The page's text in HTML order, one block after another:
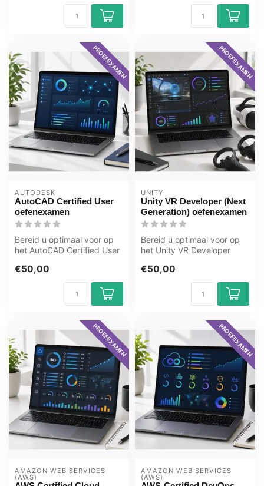
PROEFEXAMEN
AUTODESK
AutoCAD Certified User
oefenexamen
Bereid u optimaal voor op
het AutoCAD Certified User
oefe...
€50,00
PROEFEXAMEN
UNITY
Unity VR Developer (Next
Generation) oefenexamen
Bereid u optimaal voor op
het Unity VR Developer
met he...
€50,00
PROEFEXAMEN
AMAZON WEB SERVICES
(AWS)
PROEFEXAMEN
AMAZON WEB SERVICES
(AWS)